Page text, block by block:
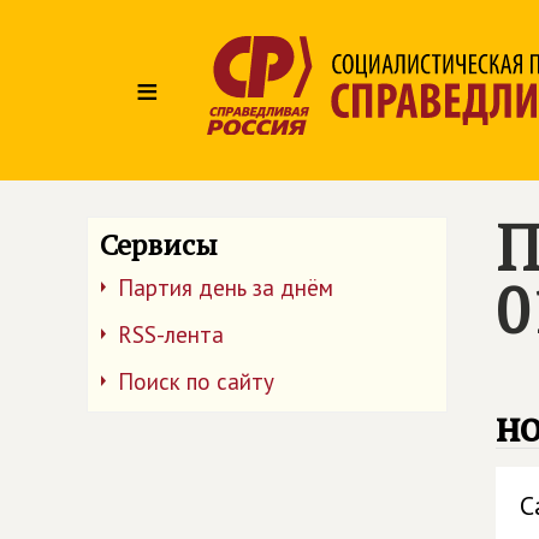
≡
Сервисы
Партия день за днём
RSS-лента
Поиск по сайту